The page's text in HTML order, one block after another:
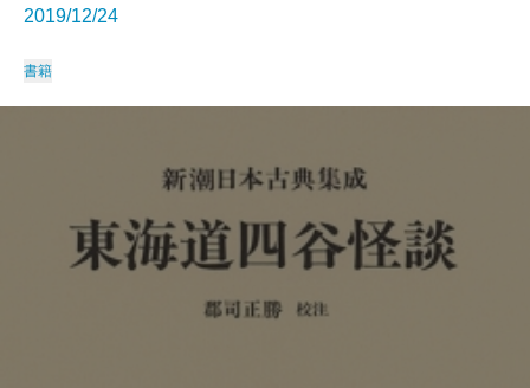
2019/12/24
書籍